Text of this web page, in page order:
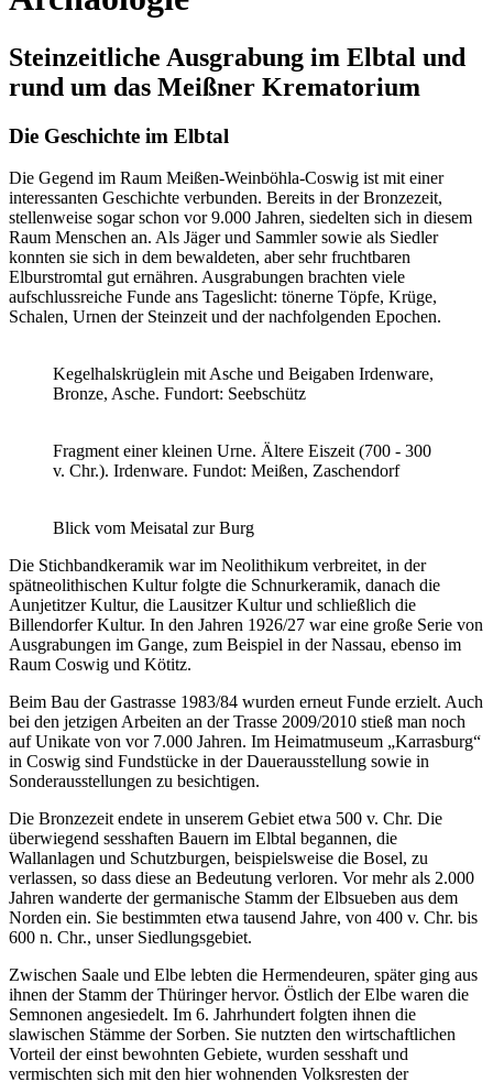
Steinzeitliche Ausgrabung im Elbtal und
rund um das Meißner Krematorium
Die Geschichte im Elbtal
Die Gegend im Raum Meißen-Weinböhla-Coswig ist mit einer
interessanten Geschichte verbunden. Bereits in der Bronzezeit,
stellenweise sogar schon vor 9.000 Jahren, siedelten sich in diesem
Raum Menschen an. Als Jäger und Sammler sowie als Siedler
konnten sie sich in dem bewaldeten, aber sehr fruchtbaren
Elburstromtal gut ernähren. Ausgrabungen brachten viele
aufschlussreiche Funde ans Tageslicht: tönerne Töpfe, Krüge,
Schalen, Urnen der Steinzeit und der nachfolgenden Epochen.
Kegelhalskrüglein mit Asche und Beigaben Irdenware,
Bronze, Asche. Fundort: Seebschütz
Fragment einer kleinen Urne. Ältere Eiszeit (700 - 300
v. Chr.). Irdenware. Fundot: Meißen, Zaschendorf
Blick vom Meisatal zur Burg
Die Stichbandkeramik war im Neolithikum verbreitet, in der
spätneolithischen Kultur folgte die Schnurkeramik, danach die
Aunjetitzer Kultur, die Lausitzer Kultur und schließlich die
Billendorfer Kultur. In den Jahren 1926/27 war eine große Serie von
Ausgrabungen im Gange, zum Beispiel in der Nassau, ebenso im
Raum Coswig und Kötitz.
Beim Bau der Gastrasse 1983/84 wurden erneut Funde erzielt. Auch
bei den jetzigen Arbeiten an der Trasse 2009/2010 stieß man noch
auf Unikate von vor 7.000 Jahren. Im Heimatmuseum „Karrasburg“
in Coswig sind Fundstücke in der Dauerausstellung sowie in
Sonderausstellungen zu besichtigen.
Die Bronzezeit endete in unserem Gebiet etwa 500 v. Chr. Die
überwiegend sesshaften Bauern im Elbtal begannen, die
Wallanlagen und Schutzburgen, beispielsweise die Bosel, zu
verlassen, so dass diese an Bedeutung verloren. Vor mehr als 2.000
Jahren wanderte der germanische Stamm der Elbsueben aus dem
Norden ein. Sie bestimmten etwa tausend Jahre, von 400 v. Chr. bis
600 n. Chr., unser Siedlungsgebiet.
Zwischen Saale und Elbe lebten die Hermendeuren, später ging aus
ihnen der Stamm der Thüringer hervor. Östlich der Elbe waren die
Semnonen angesiedelt. Im 6. Jahrhundert folgten ihnen die
slawischen Stämme der Sorben. Sie nutzten den wirtschaftlichen
Vorteil der einst bewohnten Gebiete, wurden sesshaft und
vermischten sich mit den hier wohnenden Volksresten der